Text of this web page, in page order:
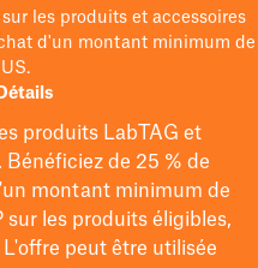
les produits et accessoires
d'un montant minimum de
produits LabTAG et
Bénéficiez de 25 % de
montant minimum de
sur les produits éligibles,
L'offre peut être utilisée